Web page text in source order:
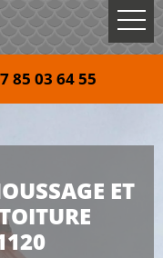
85 03 64 55
ET